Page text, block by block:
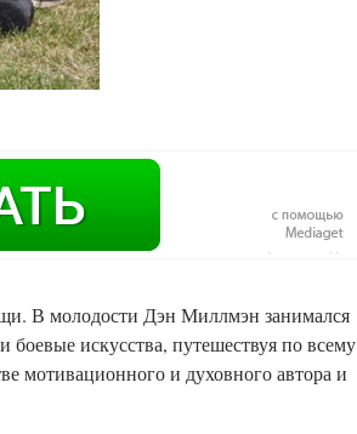
В молодости Дэн Миллмэн занимался
искусства, путешествуя по всему
мотивационного и духовного автора и